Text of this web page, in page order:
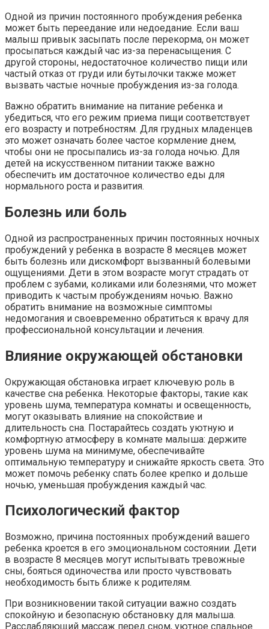
Одной из причин постоянного пробуждения ребенка
может быть переедание или недоедание. Если ваш
малыш привык засыпать после перекорма, он может
просыпаться каждый час из-за перенасыщения. С
другой стороны, недостаточное количество пищи или
частый отказ от груди или бутылочки также может
вызвать частые ночные пробуждения из-за голода.
Важно обратить внимание на питание ребенка и
убедиться, что его режим приема пищи соответствует
его возрасту и потребностям. Для грудных младенцев
это может означать более частое кормление днем,
чтобы они не просыпались из-за голода ночью. Для
детей на искусственном питании также важно
обеспечить им достаточное количество еды для
нормального роста и развития.
Болезнь или боль
Одной из распространенных причин постоянных ночных
пробуждений у ребенка в возрасте 8 месяцев может
быть болезнь или дискомфорт вызванный болевыми
ощущениями. Дети в этом возрасте могут страдать от
проблем с зубами, коликами или болезнями, что может
приводить к частым пробуждениям ночью. Важно
обратить внимание на возможные симптомы
недомогания и своевременно обратиться к врачу для
профессиональной консультации и лечения.
Влияние окружающей обстановки
Окружающая обстановка играет ключевую роль в
качестве сна ребенка. Некоторые факторы, такие как
уровень шума, температура комнаты и освещенность,
могут оказывать влияние на спокойствие и
длительность сна. Постарайтесь создать уютную и
комфортную атмосферу в комнате малыша: держите
уровень шума на минимуме, обеспечивайте
оптимальную температуру и снижайте яркость света. Это
может помочь ребенку спать более крепко и дольше
ночью, уменьшая пробуждения каждый час.
Психологический фактор
Возможно, причина постоянных пробуждений вашего
ребенка кроется в его эмоциональном состоянии. Дети
в возрасте 8 месяцев могут испытывать тревожные
сны, бояться одиночества или просто чувствовать
необходимость быть ближе к родителям.
При возникновении такой ситуации важно создать
спокойную и безопасную обстановку для малыша.
Расслабляющий массаж перед сном, уютное спальное